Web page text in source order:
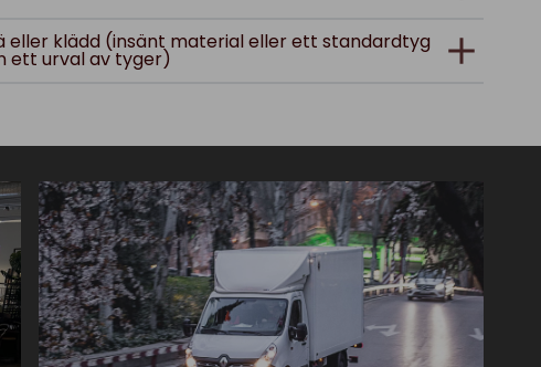
eller klädd (insänt material eller ett standardtyg
ett urval av tyger)